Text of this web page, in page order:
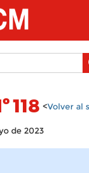
118 <Volver al
de 2023